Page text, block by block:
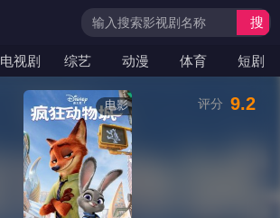
电视剧 综艺 动漫 体育 短剧
搜
电影 评分 9.2